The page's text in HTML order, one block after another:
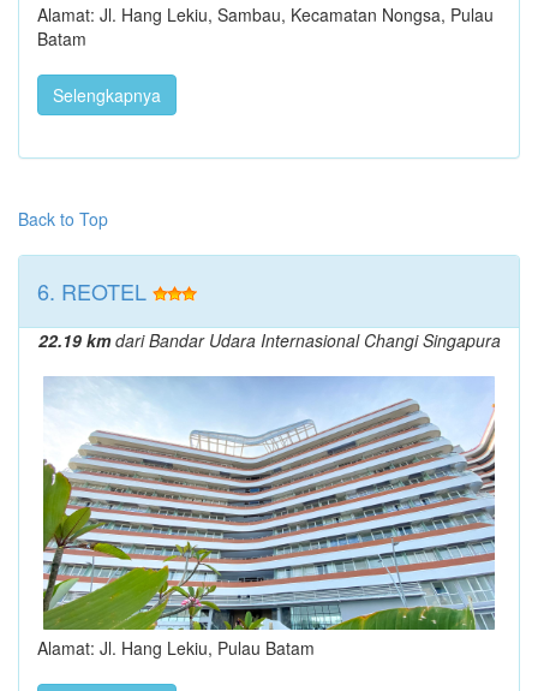
Alamat: Jl. Hang Lekiu, Sambau, Kecamatan Nongsa, Pulau
Batam
Selengkapnya
Back to Top
6. REOTEL
22.19 kmdari Bandar Udara Internasional Changi Singapura
Alamat: Jl. Hang Lekiu, Pulau Batam